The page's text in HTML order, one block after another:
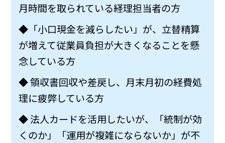
月時間を取られている経理担当者の方
◆「小口現金を減らしたい」が、立替精算
が増えて従業員負担が大きくなることを懸
念している方
◆ 領収書回収や差戻し、月末月初の経費処
理に疲弊している方
◆ 法人カードを活用したいが、「統制が効
くのか」「運用が複雑にならないか」が不